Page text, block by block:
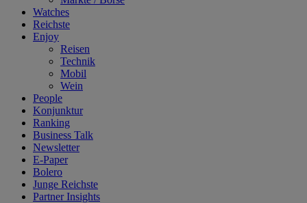
Watches
Reichste
Enjoy
Reisen
Technik
Mobil
Wein
People
Konjunktur
Ranking
Business Talk
Newsletter
E-Paper
Bolero
Junge Reichste
Partner Insights